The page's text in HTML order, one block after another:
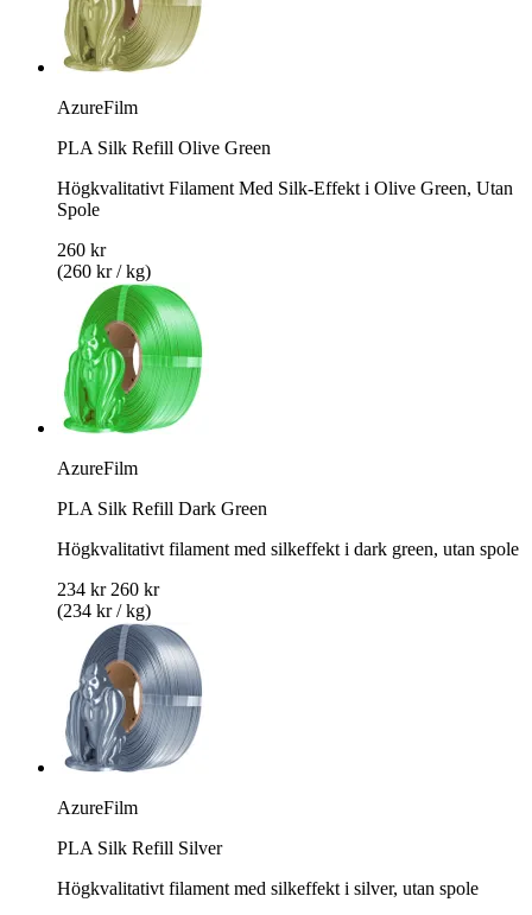
AzureFilm
PLA Silk Refill Olive Green
Högkvalitativt Filament Med Silk-Effekt i Olive Green, Utan
Spole
260 kr
(260 kr / kg)
AzureFilm
PLA Silk Refill Dark Green
Högkvalitativt filament med silkeffekt i dark green, utan spole
234 kr 260 kr
(234 kr / kg)
AzureFilm
PLA Silk Refill Silver
Högkvalitativt filament med silkeffekt i silver, utan spole